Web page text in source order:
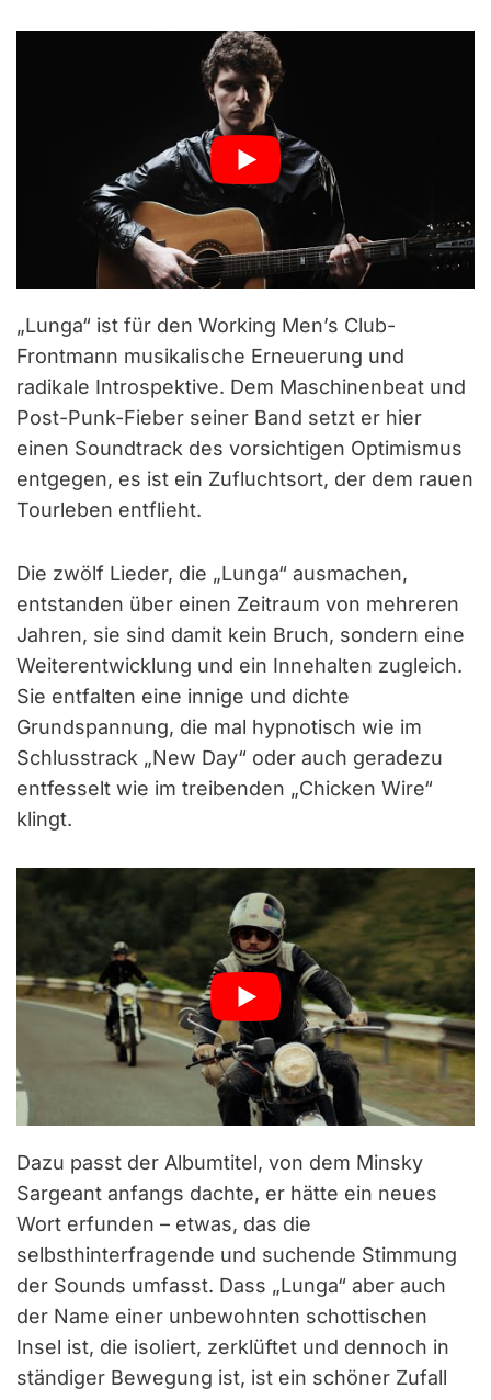
„Lunga“ ist für den Working Men’s Club-
Frontmann musikalische Erneuerung und
radikale Introspektive. Dem Maschinenbeat und
Post-Punk-Fieber seiner Band setzt er hier
einen Soundtrack des vorsichtigen Optimismus
entgegen, es ist ein Zufluchtsort, der dem rauen
Tourleben entflieht.
Die zwölf Lieder, die „Lunga“ ausmachen,
entstanden über einen Zeitraum von mehreren
Jahren, sie sind damit kein Bruch, sondern eine
Weiterentwicklung und ein Innehalten zugleich.
Sie entfalten eine innige und dichte
Grundspannung, die mal hypnotisch wie im
Schlusstrack „New Day“ oder auch geradezu
entfesselt wie im treibenden „Chicken Wire“
klingt.
Dazu passt der Albumtitel, von dem Minsky
Sargeant anfangs dachte, er hätte ein neues
Wort erfunden – etwas, das die
selbsthinterfragende und suchende Stimmung
der Sounds umfasst. Dass „Lunga“ aber auch
der Name einer unbewohnten schottischen
Insel ist, die isoliert, zerklüftet und dennoch in
ständiger Bewegung ist, ist ein schöner Zufall